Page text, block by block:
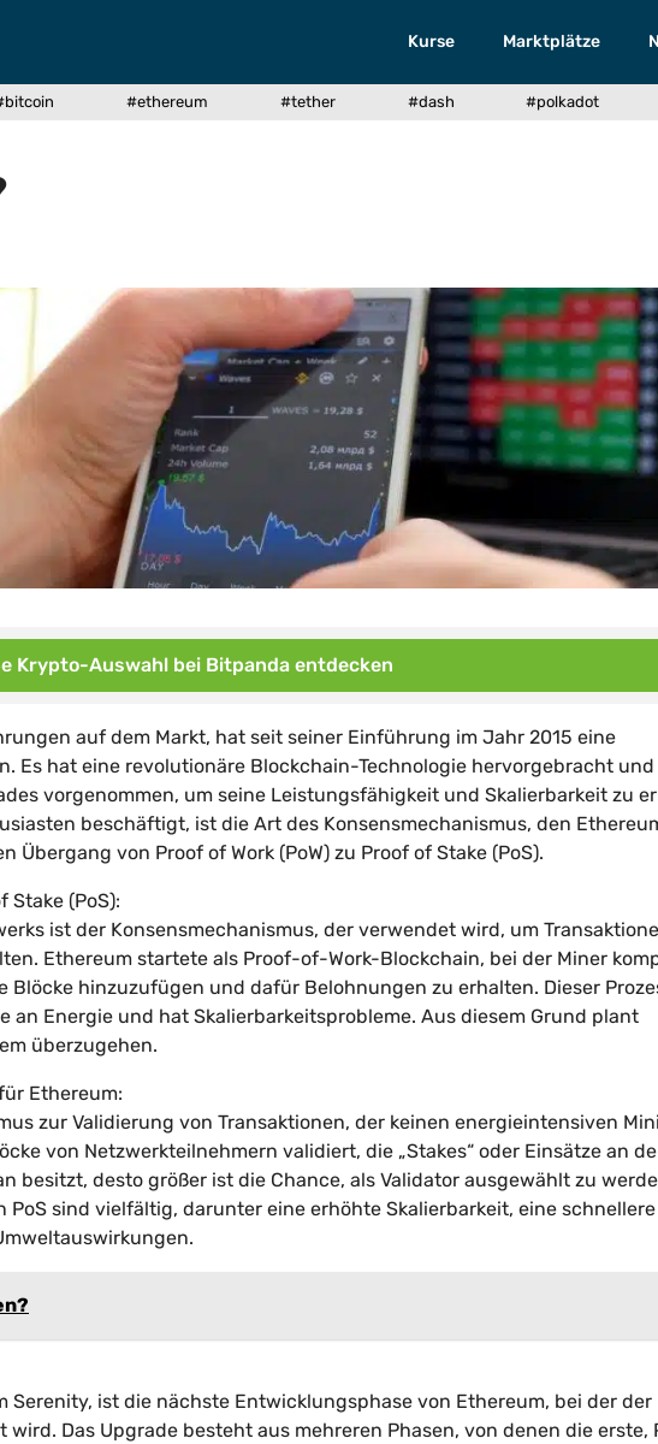
Kurse Marktplätze
#ethereum #tether #dash #polkadot
Krypto-Auswahl bei Bitpanda entdecken
auf dem Markt, hat seit seiner Einführung im Jahr 2015 eine
Es hat eine revolutionäre Blockchain-Technologie hervorgebracht und
vorgenommen, um seine Leistungsfähigkeit und Skalierbarkeit zu
beschäftigt, ist die Art des Konsensmechanismus, den
von Proof of Work (PoW) zu Proof of Stake (PoS).
Stake (PoS):
ist der Konsensmechanismus, der verwendet wird, um
Ethereum startete als Proof-of-Work-Blockchain, bei der Miner
Blöcke hinzuzufügen und dafür Belohnungen zu erhalten. Dieser
Energie und hat Skalierbarkeitsprobleme. Aus diesem Grund plant
überzugehen.
Ethereum:
zur Validierung von Transaktionen, der keinen energieintensiven
von Netzwerkteilnehmern validiert, die „Stakes“ oder Einsätze an
besitzt, desto größer ist die Chance, als Validator ausgewählt zu
PoS sind vielfältig, darunter eine erhöhte Skalierbarkeit, eine schnellere
Serenity, ist die nächste Entwicklungsphase von Ethereum, bei der der
Das Upgrade besteht aus mehreren Phasen, von denen die erste,